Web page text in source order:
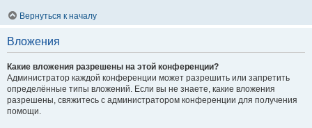
Вернуться к началу
Вложения
Какие вложения разрешены на этой конференции?
Администратор каждой конференции может разрешить или запретить
определённые типы вложений. Если вы не знаете, какие вложения
разрешены, свяжитесь с администратором конференции для получения
помощи.